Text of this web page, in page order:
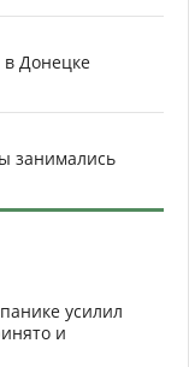
Донецке
занимались
усилил
и